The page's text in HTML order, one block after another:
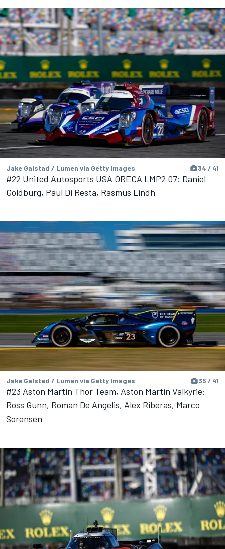
Jake Galstad / Lumen via Getty Images 34 / 41
#22 United Autosports USA ORECA LMP2 07: Daniel
Goldburg, Paul Di Resta, Rasmus Lindh
Jake Galstad / Lumen via Getty Images 35 / 41
#23 Aston Martin Thor Team, Aston Martin Valkyrie:
Ross Gunn, Roman De Angelis, Alex Riberas, Marco
Sorensen